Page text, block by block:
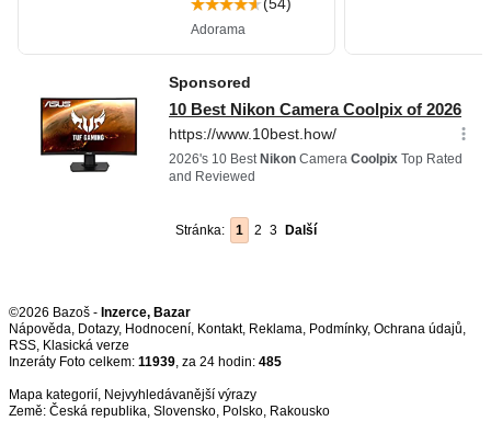
Stránka: 1 2 3 Další
©2026 Bazoš - Inzerce, Bazar
Nápověda, Dotazy, Hodnocení, Kontakt, Reklama, Podmínky, Ochrana údajů,
RSS,
Inzeráty Foto celkem: 11939, za 24 hodin: 485
Mapa kategorií, Nejvyhledávanější výrazy
Země: Česká republika, Slovensko, Polsko, Rakousko